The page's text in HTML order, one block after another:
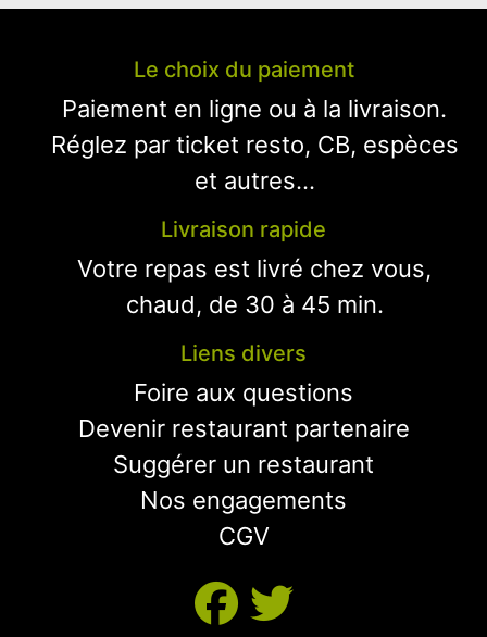
Le choix du paiement
Paiement en ligne ou à la livraison.
Réglez par ticket resto, CB, espèces
et autres...
Livraison rapide
Votre repas est livré chez vous,
chaud, de 30 à 45 min.
Liens divers
Foire aux questions
Devenir restaurant partenaire
Suggérer un restaurant
Nos engagements
CGV